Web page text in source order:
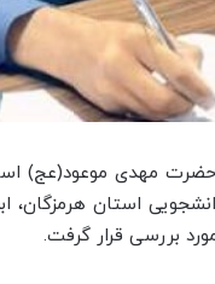
مهدی موعود(عج)
استان هرمزگان،
بررسی قرار گرفت.